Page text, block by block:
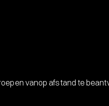
vanop afstand te